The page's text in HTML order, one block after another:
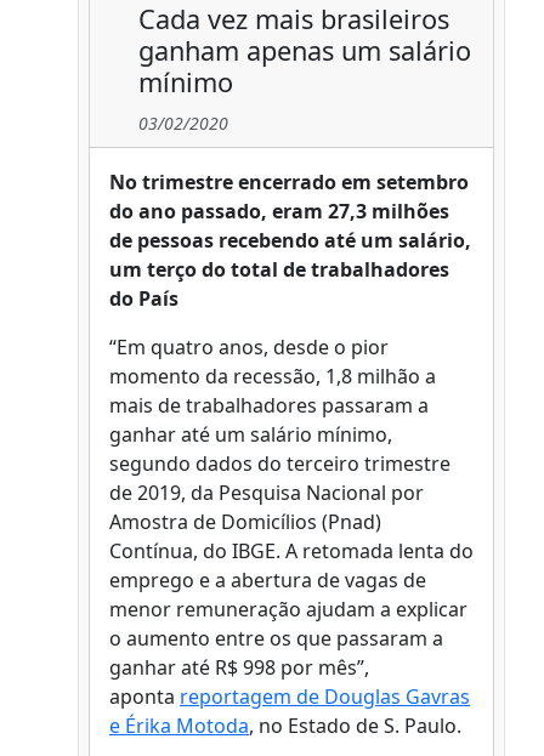
Cada vez mais brasileiros
ganham apenas um salário
mínimo
03/02/2020
No trimestre encerrado em setembro
do ano passado, eram 27,3 milhões
de pessoas recebendo até um salário,
um terço do total de trabalhadores
do País
“Em quatro anos, desde o pior
momento da recessão, 1,8 milhão a
mais de trabalhadores passaram a
ganhar até um salário mínimo,
segundo dados do terceiro trimestre
de 2019, da Pesquisa Nacional por
Amostra de Domicílios (Pnad)
Contínua, do IBGE. A retomada lenta do
emprego e a abertura de vagas de
menor remuneração ajudam a explicar
o aumento entre os que passaram a
ganhar até R$ 998 por mês”,
aponta reportagem de Douglas Gavras
e Érika Motoda, no Estado de S. Paulo.